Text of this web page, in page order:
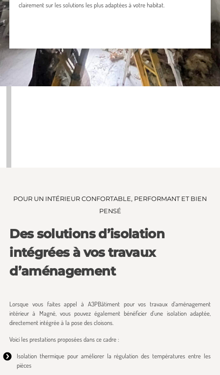
clairement sur les solutions les plus adaptées à votre habitat.
POUR UN INTÉRIEUR CONFORTABLE, PERFORMANT ET BIEN
PENSÉ
Des solutions d’isolation
intégrées à vos travaux
d’aménagement
Lorsque vous faites appel à A3PBâtiment pour vos travaux d’aménagement
intérieur à Magné, vous pouvez également bénéficier d’une isolation adaptée,
directement intégrée à la pose des cloisons.
Voici les prestations proposées dans ce cadre :
Isolation thermique pour améliorer la régulation des températures entre les
pièces